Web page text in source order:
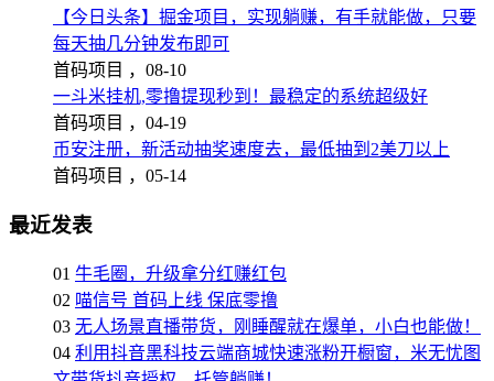
【今日头条】掘金项目，实现躺赚，有手就能做，只要
每天抽几分钟发布即可
首码项目 ， 08-10
一斗米挂机,零撸提现秒到！最稳定的系统超级好
首码项目 ， 04-19
币安注册，新活动抽奖速度去，最低抽到2美刀以上
首码项目 ， 05-14
最近发表
01 牛毛圈，升级拿分红赚红包
02 喵信号 首码上线 保底零撸
03 无人场景直播带货，刚睡醒就在爆单，小白也能做！
04 利用抖音黑科技云端商城快速涨粉开橱窗，米无忧图